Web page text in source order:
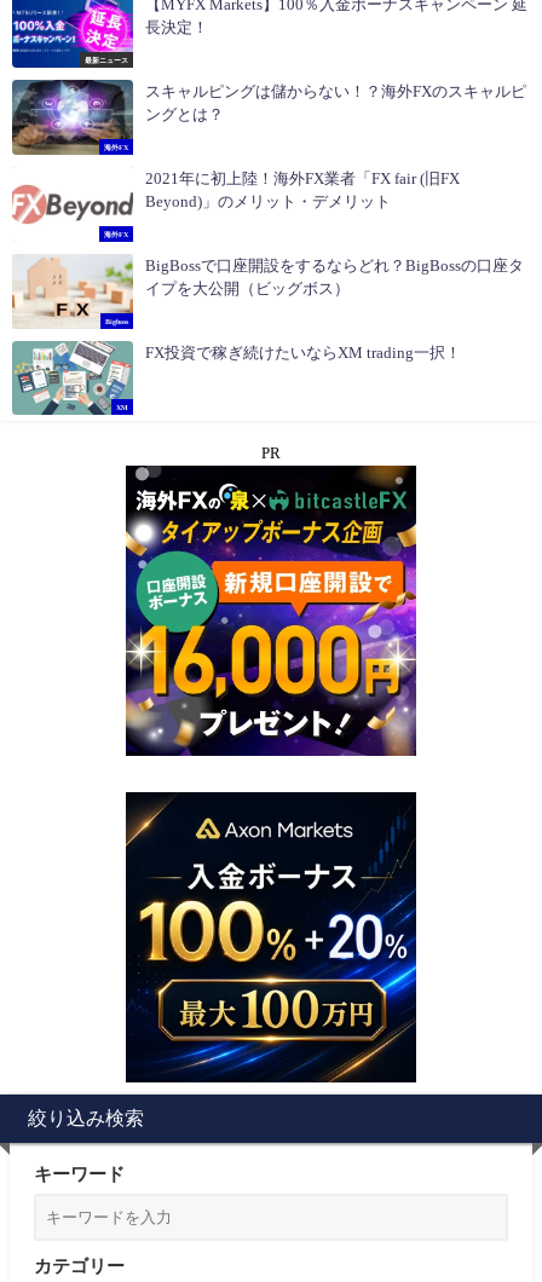
最新ニュース
【MYFX Markets】100％入金ボーナスキャンペーン 延
長決定！
海外FX
スキャルピングは儲からない！？海外FXのスキャルピ
ングとは？
海外FX
2021年に初上陸！海外FX業者「FX fair (旧FX
Beyond)」のメリット・デメリット
Bigboss
BigBossで口座開設をするならどれ？BigBossの口座タ
イプを大公開（ビッグボス）
XM
FX投資で稼ぎ続けたいならXM trading一択！
PR
絞り込み検索
キーワード
カテゴリー